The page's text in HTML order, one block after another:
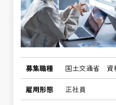
募集職種 国土交通省 資
雇用形態 正社員